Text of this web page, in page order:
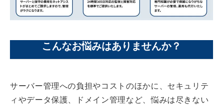
こんなお悩みはありませんか？
サーバー管理への負担やコストのほかに、セキュリテ
ィやデータ保護、ドメイン管理など、悩みは尽きない